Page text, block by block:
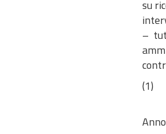
su
–
(1)